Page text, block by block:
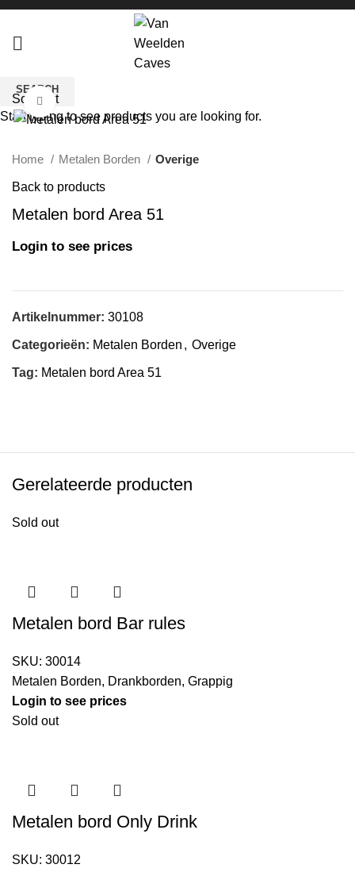
Sold outClick to enlarge
Home Metalen Borden Overige
Back to products
Metalen bord Area 51
Login to see prices
Artikelnummer: 30108
Categorieën: Metalen Borden , Overige
Tag: Metalen bord Area 51
Gerelateerde producten
Sold out
Metalen bord Bar rules
SKU: 30014
Metalen Borden, Drankborden, Grappig
Login to see prices
Sold out
Metalen bord Only Drink
SKU: 30012
SEARCH
Start typing to see products you are looking for.